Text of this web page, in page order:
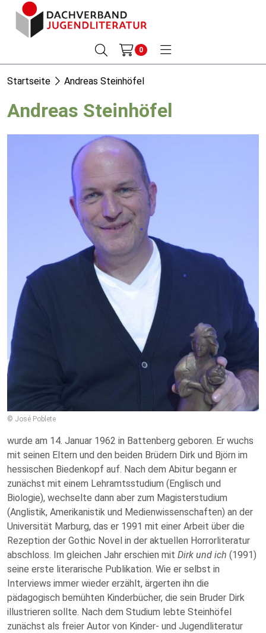
0
Startseite Andreas Steinhöfel
Andreas Steinhöfel
© José Poblete
wurde am 14. Januar 1962 in Battenberg geboren. Er wuchs
mit seinen Eltern und den beiden Brüdern Dirk und Björn im
hessischen Biedenkopf auf. Nach dem Abitur begann er
zunächst mit einem Lehramtsstudium (Englisch und
Biologie), wechselte dann aber zum Magisterstudium
(Anglistik, Amerikanistik und Medienwissenschaften) an der
Universität Marburg, das er 1991 mit einer Arbeit über die
Rezeption der Gothic Novel in der aktuellen Horrorliteratur
abschloss. Im gleichen Jahr erschien mit Dirk und ich (1991)
seine erste literarische Publikation. Wie er selbst in
Interviews immer wieder erzählt, ärgerten ihn die
pädagogisch bemühten Kinderbücher, die sein Bruder Dirk
illustrieren sollte. Nach dem Studium lebte Steinhöfel
zunächst als freier Autor von Kinder- und Jugendliteratur